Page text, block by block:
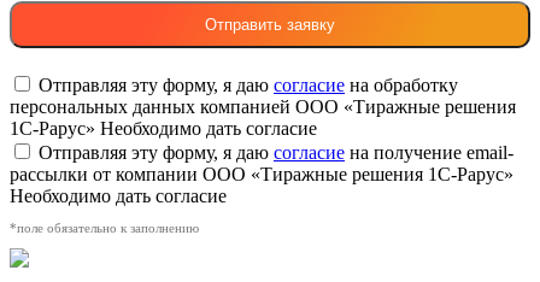
Отправляя эту форму, я даю согласие на обработку
персональных данных компанией ООО «Тиражные решения
1С-Рарус» Необходимо дать согласие
Отправляя эту форму, я даю согласие на получение email-
рассылки от компании ООО «Тиражные решения 1С-Рарус»
Необходимо дать согласие
*поле обязательно к заполнению